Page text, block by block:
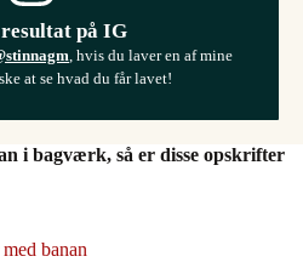
på IG
, hvis du laver en af mine
at se hvad du får lavet!
i bagværk, så er disse opskrifter
banan